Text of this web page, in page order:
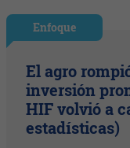
Enfoque
El agro
inversión
HIF volvió a
estadísticas)